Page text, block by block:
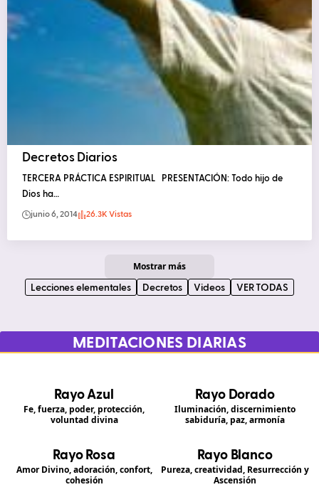
Decretos Diarios
TERCERA PRÁCTICA ESPIRITUAL PRESENTACIÓN: Todo hijo de
Dios ha…
junio 6, 2014 26.3K Vistas
Mostrar más
Lecciones elementales Decretos Videos VER TODAS
MEDITACIONES DIARIAS
Rayo Azul
Fe, fuerza, poder, protección,
voluntad divina
Rayo Dorado
Iluminación, discernimiento
sabiduría, paz, armonía
Rayo Rosa
Amor Divino, adoración, confort,
cohesión
Rayo Blanco
Pureza, creatividad, Resurrección y
Ascensión